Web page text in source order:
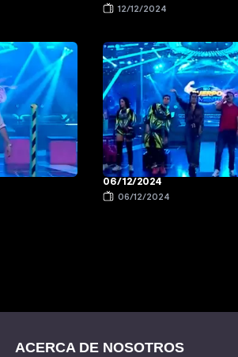
12/12/2024
06/12/2024
06/12/2024
ACERCA DE NOSOTROS